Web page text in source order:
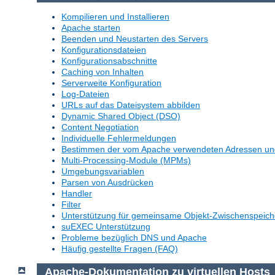
Kompilieren und Installieren
Apache starten
Beenden und Neustarten des Servers
Konfigurationsdateien
Konfigurationsabschnitte
Caching von Inhalten
Serverweite Konfiguration
Log-Dateien
URLs auf das Dateisystem abbilden
Dynamic Shared Object (DSO)
Content Negotiation
Individuelle Fehlermeldungen
Bestimmen der vom Apache verwendeten Adressen
Multi-Processing-Module (MPMs)
Umgebungsvariablen
Parsen von Ausdrücken
Handler
Filter
Unterstützung für gemeinsame Objekt-
suEXEC Unterstützung
Probleme bezüglich DNS und Apache
Häufig gestellte Fragen (FAQ)
Apache-Dokumentation zu virtuellen Hosts